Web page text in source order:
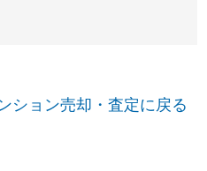
ション売却・査定に戻る